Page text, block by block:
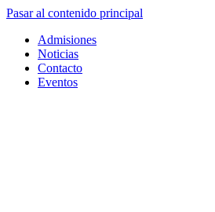
Pasar al contenido principal
Admisiones
Noticias
Contacto
Eventos